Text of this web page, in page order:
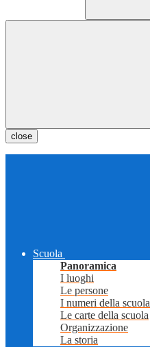
close
Scuola
Panoramica
I luoghi
Le persone
I numeri della scuola
Le carte della scuola
Organizzazione
La storia